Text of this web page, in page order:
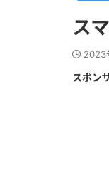
ス
2023
スポン